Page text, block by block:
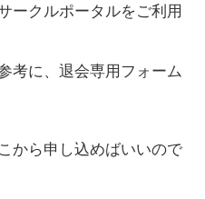
ークルポータルをご利用
考に、退会専用フォーム
から申し込めばいいので